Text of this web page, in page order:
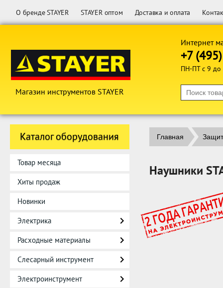
О бренде STAYER STAYER оптом Доставка и оплата
Магазин инструментов STAYER
Интернет
+7
ПН-ПТ с 9 до
Каталог оборудования
Товар месяца
Хиты продаж
Новинки
Электрика
Расходные материалы
Слесарный инструмент
Электроинструмент
Главная
Наушники